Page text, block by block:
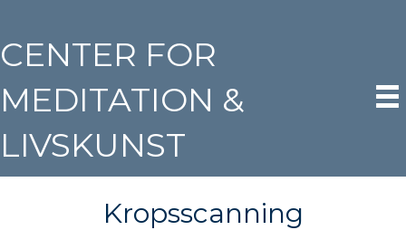
CENTER FOR
MEDITATION &
LIVSKUNST
Kropsscanning